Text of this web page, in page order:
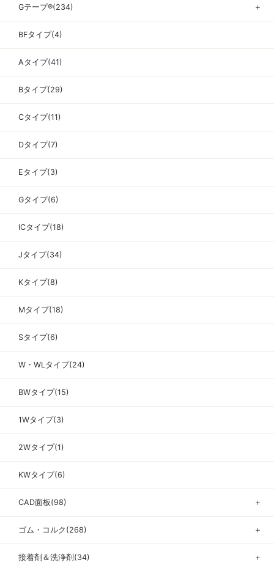
Gテープ®(234) ＋
BFタイプ(4)
Aタイプ(41)
Bタイプ(29)
Cタイプ(11)
Dタイプ(7)
Eタイプ(3)
Gタイプ(6)
ICタイプ(18)
Jタイプ(34)
Kタイプ(8)
Mタイプ(18)
Sタイプ(6)
W・WLタイプ(24)
BWタイプ(15)
1Wタイプ(3)
2Wタイプ(1)
KWタイプ(6)
CAD面板(98) ＋
ゴム・コルク(268) ＋
接着剤＆洗浄剤(34) ＋